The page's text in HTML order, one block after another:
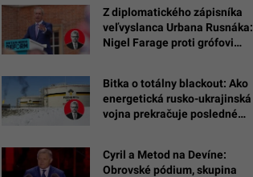
Z diplomatického zápisníka
veľvyslanca Urbana Rusnáka:
Nigel Farage proti grófovi
(KOMENTÁR)
Bitka o totálny blackout: Ako
energetická rusko-ukrajinská
vojna prekračuje posledné
Cyril a Metod na Devíne:
Obrovské pódium, skupina